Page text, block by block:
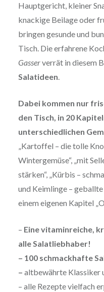
Hauptgericht, kleiner
knackige Beilage oder
bringen gesunde und
Tisch. Die erfahrene
Gasserverrät in diesem
Salatideen.
Dabei kommen nur
den Tisch, in 20
unterschiedlichen
„Kartoffel – die tolle
Wintergemüse“, „mit
stärken“, „Kürbis –
und Keimlinge –
einem eigenen Kapitel
– Eine vitaminreiche,
alle Salatliebhaber!
– 100 schmackhafte
– altbewährte Klassiker
– alle Rezepte vielfach